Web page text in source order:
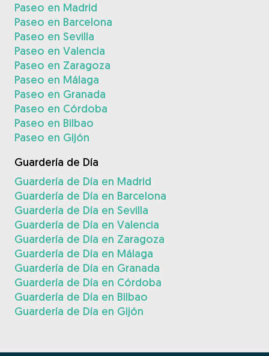
Paseo en Madrid
Paseo en Barcelona
Paseo en Sevilla
Paseo en Valencia
Paseo en Zaragoza
Paseo en Málaga
Paseo en Granada
Paseo en Córdoba
Paseo en Bilbao
Paseo en Gijón
Guardería de Día
Guardería de Día en Madrid
Guardería de Día en Barcelona
Guardería de Día en Sevilla
Guardería de Día en Valencia
Guardería de Día en Zaragoza
Guardería de Día en Málaga
Guardería de Día en Granada
Guardería de Día en Córdoba
Guardería de Día en Bilbao
Guardería de Día en Gijón